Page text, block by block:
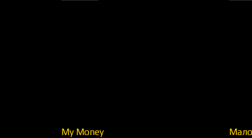
My Money